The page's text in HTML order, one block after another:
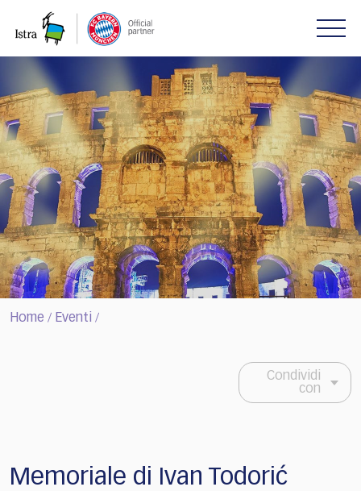
note:
website
includes
an
accessibility
system.
Home / Eventi /
Condividi
con
Memoriale di Ivan Todorić